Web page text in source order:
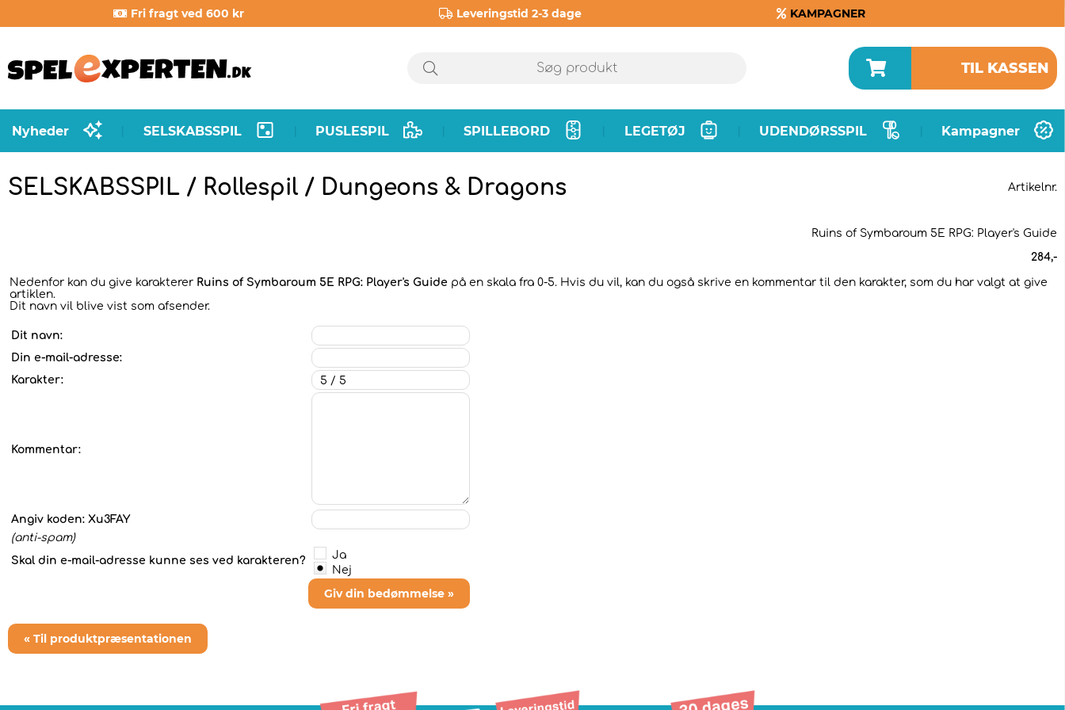
Fri fragt ved 600 kr Leveringstid 2-3 dage KAMPAGNER
TIL KASSEN
Nyheder SELSKABSSPIL PUSLESPIL SPILLEBORD LEGETØJ UDENDØRSSPIL Kampagner
SELSKABSSPIL / Rollespil / Dungeons & Dragons Artikelnr.
Ruins of Symbaroum 5E RPG: Player's Guide
284,-
Nedenfor kan du give karakterer Ruins of Symbaroum 5E RPG: Player's Guide på en skala fra 0-5. Hvis du vil, kan du også skrive en kommentar til den karakter, som du har valgt at give
artiklen.
Dit navn vil blive vist som afsender.
Dit navn:
Din e-mail-adresse:
Karakter:
Kommentar:
Angiv koden: Xu3FAY
(anti-spam)
Skal din e-mail-adresse kunne ses ved karakteren?
Ja
Nej
Giv din bedømmelse »
« Til produktpræsentationen